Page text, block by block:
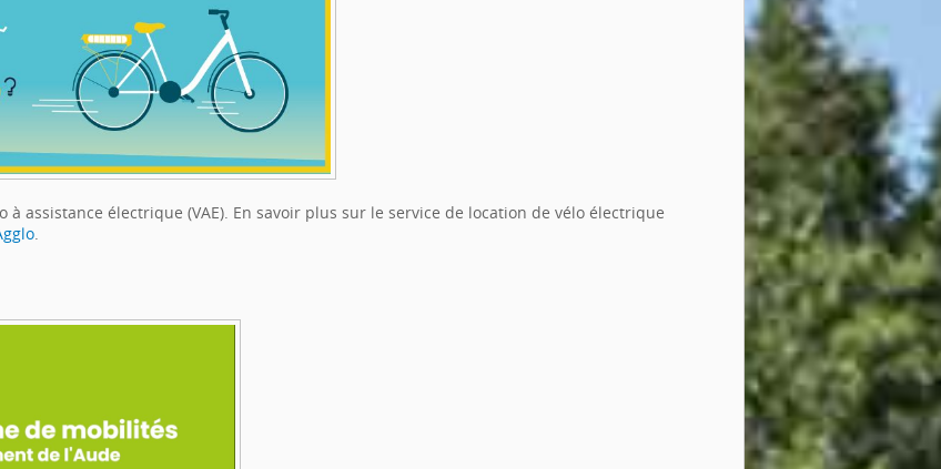
à assistance électrique (VAE). En savoir plus sur le service de location de vélo électrique